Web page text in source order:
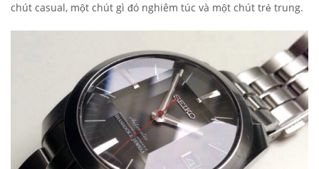
chút casual, một chút gì đó nghiêm túc và một chút trẻ trung.